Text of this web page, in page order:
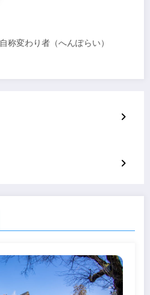
称変わり者（へんぽらい）